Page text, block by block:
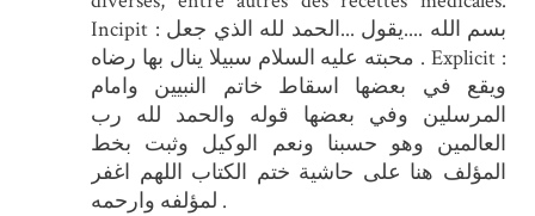
Incipit : بسم الله ....يقول ...الحمد لله الذي جعل
محبته عليه السلام سبيلا ينال بها رضاه . Explicit :
ويقع في بعضها اسقاط خاتم النبيين وامام
المرسلين وفي بعضها قوله والحمد لله رب
العالمين وهو حسبنا ونعم الوكيل وثبت بخط
المؤلف هنا على حاشية ختم الكتاب اللهم اغفر
لمؤلفه وارحمه .